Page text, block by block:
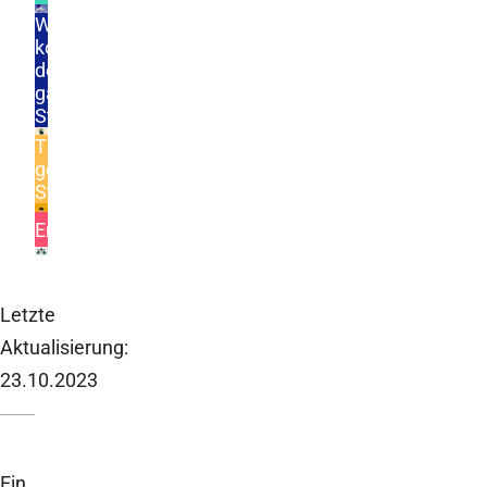
©
Woher
kommt
der
ganze
Stress?
©
Tipps
gegen
Stress
Entspannungstechniken
Letzte
Aktualisierung:
23.10.2023